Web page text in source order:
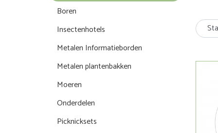
Boren
Insectenhotels
Metalen Informatieborden
Metalen plantenbakken
Moeren
Onderdelen
Picknicksets